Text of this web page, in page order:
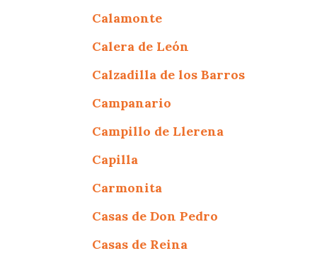
Calamonte
Calera de León
Calzadilla de los Barros
Campanario
Campillo de Llerena
Capilla
Carmonita
Casas de Don Pedro
Casas de Reina